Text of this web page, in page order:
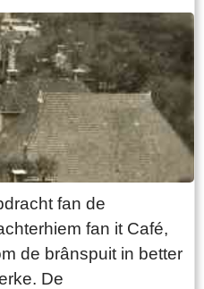
fan de
fan it Café,
de brânspuit in better
De